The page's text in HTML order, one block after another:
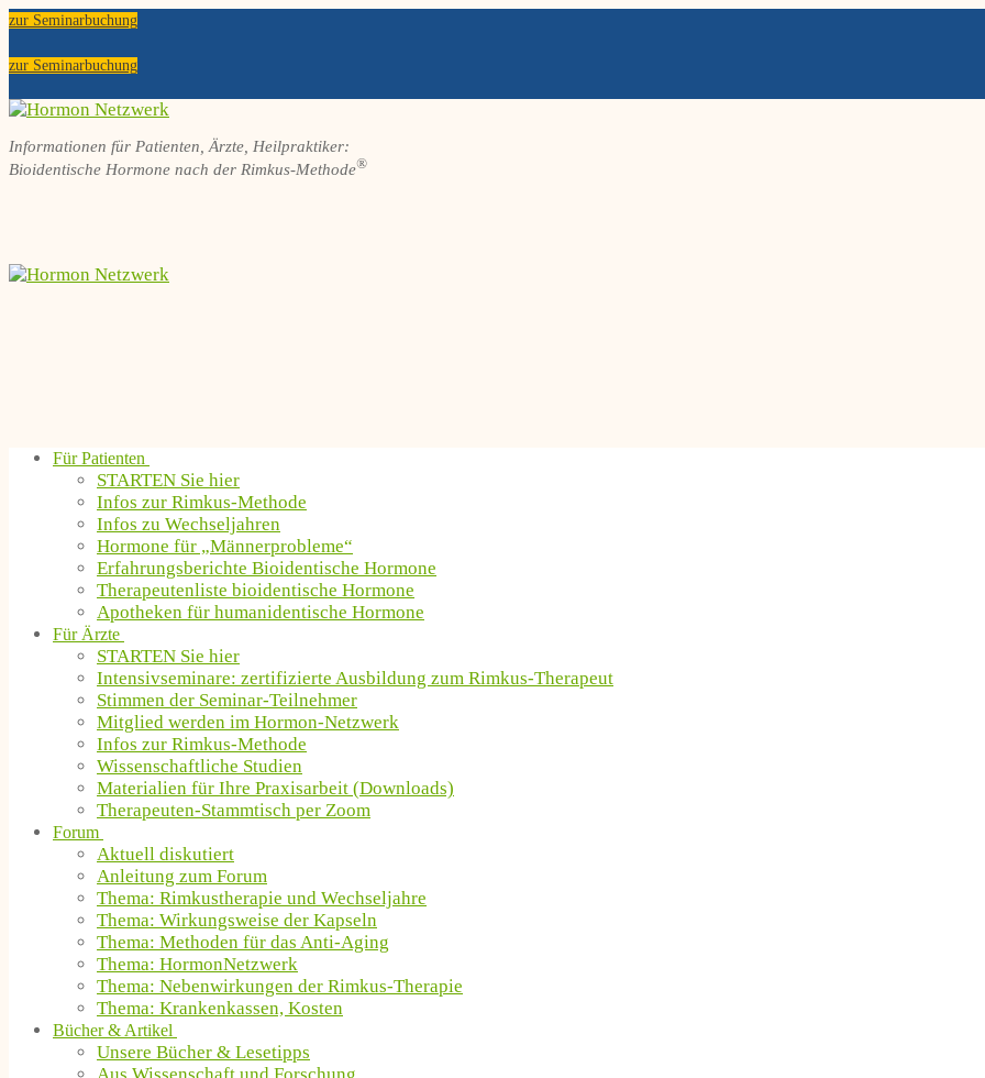
Zum
springen
Menü
Schließen
zur Seminarbuchung
zur Seminarbuchung
Informationen für Patienten, Ärzte, Heilpraktiker:
Bioidentische Hormone nach der Rimkus-Methode®
Für Patienten
STARTEN Sie hier
Infos zur Rimkus-Methode
Infos zu Wechseljahren
Hormone für „Männerprobleme“
Erfahrungsberichte Bioidentische Hormone
Therapeutenliste bioidentische Hormone
Apotheken für humanidentische Hormone
Für Ärzte
STARTEN Sie hier
Intensivseminare: zertifizierte Ausbildung zum Rimkus-Therapeut
Stimmen der Seminar-Teilnehmer
Mitglied werden im Hormon-Netzwerk
Infos zur Rimkus-Methode
Wissenschaftliche Studien
Materialien für Ihre Praxisarbeit (Downloads)
Therapeuten-Stammtisch per Zoom
Forum
Aktuell diskutiert
Anleitung zum Forum
Thema: Rimkustherapie und Wechseljahre
Thema: Wirkungsweise der Kapseln
Thema: Methoden für das Anti-Aging
Thema: HormonNetzwerk
Thema: Nebenwirkungen der Rimkus-Therapie
Thema: Krankenkassen, Kosten
Bücher & Artikel
Unsere Bücher & Lesetipps